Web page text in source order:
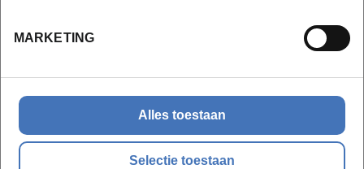
MARKETING
Alles toestaan
Selectie toestaan